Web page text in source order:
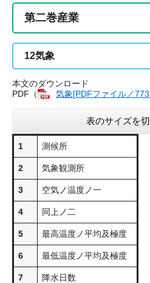
第二巻産業
12気象
本文のダウンロード
PDF（
気象[PDFファイル／
表のサイズを
1 測候所
2 気象観測所
3 空気ノ温度ノ一
4 同上ノ二
5 最高温度ノ平均及極度
6 最低温度ノ平均及極度
7 降水日数